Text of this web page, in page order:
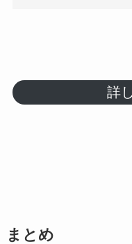
詳
まとめ